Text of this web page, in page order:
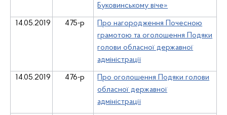
Буковинському віче»
14.05.2019 475-р
Про нагородження Почесною
грамотою та оголошення Подяки
голови обласної державної
адміністрації
14.05.2019 476-р
Про оголошення Подяки голови
обласної державної
адміністрації